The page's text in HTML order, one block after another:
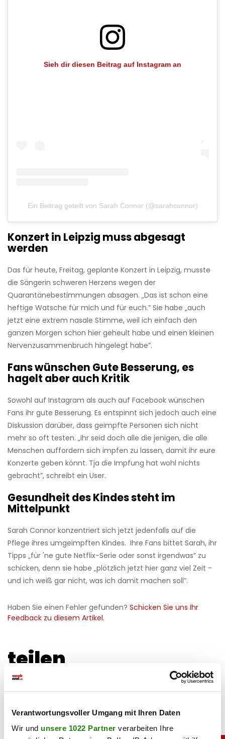
Verantwortungsvoller Umgang mit Ihren Daten
Wir und unsere 1022 Partner verarbeiten Ihre
Sieh dir diesen Beitrag auf Instagram an
Ein Beitrag geteilt von Sarah Connor (@sarahconnor)
Konzert in Leipzig muss abgesagt
werden
Das für heute, Freitag, geplante Konzert in Leipzig, musste
die Sängerin schweren Herzens wegen der
Quarantänebestimmungen absagen. „Das ist schon eine
heftige Watsche für mich und für euch.” Sie habe „auch
jetzt eine extrem nasale Stimme, weil ich einfach den
ganzen Morgen schon hier geheult habe und einen kleinen
Nervenzusammenbruch hingelegt habe”.
Fans wünschen Gute Besserung, es
hagelt aber auch Kritik
Sowohl auf Instagram als auch auf Facebook wünschen
Fans ihr gute Besserung. Es entspinnt sich jedoch auch eine
Diskussion darüber, dass geimpfte Personen sich nicht
mehr so oft testen. „Ihr seid doch alle die jenigen, die alle
Menschen auffordern sich impfen zu lassen, damit ihr eure
Konzerte geben könnt. Tja die Impfung hat wohl nichts
gebracht”, schreibt ein User.
Gesundheit des Kindes steht im
Mittelpunkt
Sarah Connor konzentriert sich jetzt jedenfalls auf die
Pflege ihres umgeimpften Kindes. Ihre Fans bittet Sarah, ihr
Tipps „für 'ne gute Netflix-Serie oder sonst irgendwas” zu
schicken, denn sie habe „plötzlich jetzt hier ganz viel Zeit -
und ich weiß gar nicht, was ich damit machen soll”.
Haben Sie einen Fehler gefunden? Schicken Sie uns Ihr
Feedback zu diesem Artikel.
teilen